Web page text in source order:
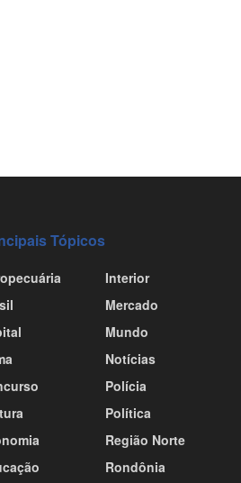
Tópicos
Interior
Mercado
Mundo
Notícias
Polícia
Política
Região Norte
Rondônia